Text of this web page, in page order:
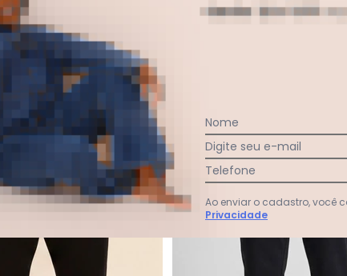
Ver todas as avaliações
-52%Nome
Digite seu e-mail
Telefone
Ao enviar o cadastro, você
Privacidade